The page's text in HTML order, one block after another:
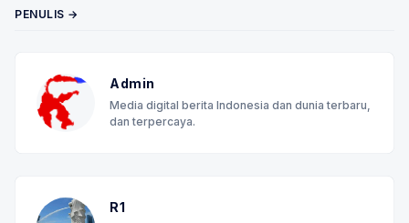
PENULIS →
Admin
Media digital berita Indonesia dan dunia terbaru,
dan terpercaya.
R1